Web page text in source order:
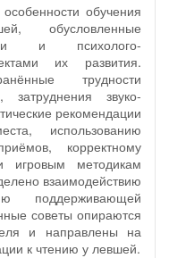
обучения
обусловленные
и психолого-
их развития.
трудности
звуко-
рекомендации
использованию
корректному
игровым методикам
взаимодействию
поддерживающей
советы опираются
и направлены на
к чтению у левшей.